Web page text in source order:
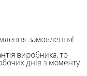
замовлення!
виробника, то
днів з моменту